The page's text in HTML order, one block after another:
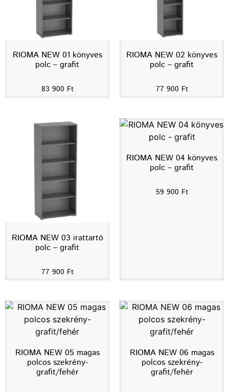
RIOMA NEW 01 könyves
polc – grafit
83 900 Ft
RIOMA NEW 02 könyves
polc – grafit
77 900 Ft
RIOMA NEW 03 irattartó
polc – grafit
77 900 Ft
RIOMA NEW 04 könyves
polc – grafit
59 900 Ft
RIOMA NEW 05 magas
polcos szekrény-
grafit/fehér
RIOMA NEW 06 magas
polcos szekrény-
grafit/fehér